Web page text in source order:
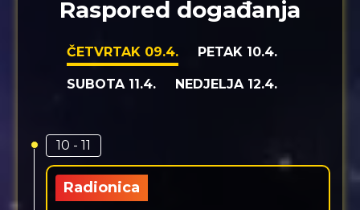
Raspored događanja
ČETVRTAK 09.4. PETAK 10.4.
SUBOTA 11.4. NEDJELJA 12.4.
10 - 11
Radionica